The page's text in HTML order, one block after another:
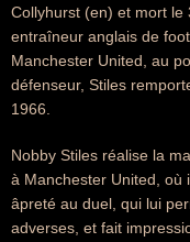
Collyhurst (en) et mort
entraîneur anglais de
Manchester United, au
défenseur, Stiles
1966.
Nobby Stiles réalise la
à Manchester United, où
âpreté au duel, qui lui
adverses, et fait